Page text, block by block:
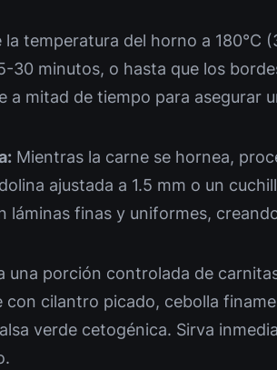
la temperatura del horno a 180°C
30 minutos, o hasta que los
a mitad de tiempo para asegurar
Mientras la carne se hornea,
ajustada a 1.5 mm o un
láminas finas y uniformes,
una porción controlada de
con cilantro picado, cebolla
verde cetogénica. Sirva